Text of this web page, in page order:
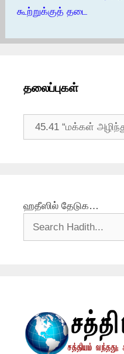
கூற்றுக்குத் தடை
தலைப்புகள்
தலைப்புகள்
ஹதீஸில் தேடுக…